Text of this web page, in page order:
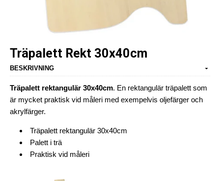
Träpalett Rekt 30x40cm
BESKRIVNING
Träpalett rektangulär 30x40cm. En rektangulär träpalett som
är mycket praktisk vid måleri med exempelvis oljefärger och
akrylfärger.
Träpalett rektangulär 30x40cm
Palett i trä
Praktisk vid måleri